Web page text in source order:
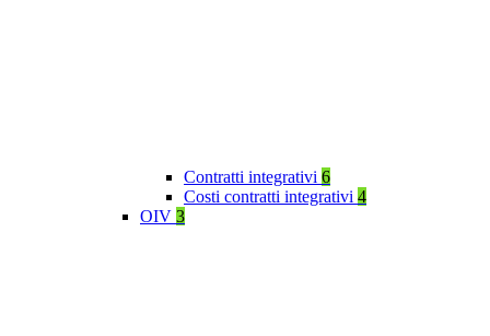
Contratti integrativi 6
Costi contratti integrativi 4
OIV 3